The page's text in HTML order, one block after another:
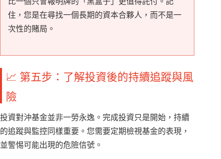
住，您是在尋找一個長期的資本合夥人，而不是一
次性的賭局。
📈 第五步：了解投資後的持續追蹤與風
險
投資對沖基金並非一勞永逸。完成投資只是開始，持續
的追蹤與監控同樣重要。您需要定期檢視基金的表現，
並警惕可能出現的危險信號。